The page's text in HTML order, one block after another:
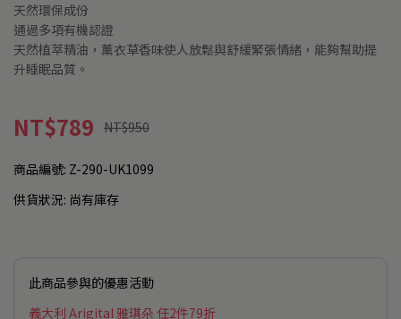
天然環保成份
通過多項有機認證
天然植萃精油，薰衣草香味使人放鬆與舒緩緊張情緒，能夠幫助提
升睡眠品質。
NT$789 NT$950
商品編號: Z-290-UK1099
供貨狀況: 尚有庫存
此商品參與的優惠活動
義大利 Arigital 雅琪朵 任2件79折